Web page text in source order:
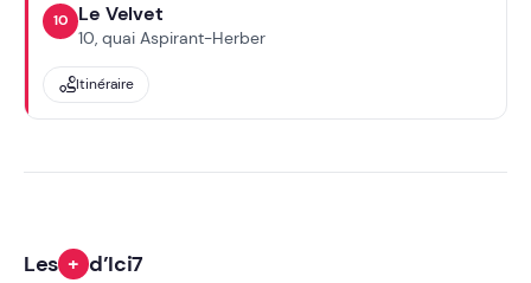
10 Le Velvet
10, quai Aspirant-Herber
Itinéraire
Les + d’Ici7